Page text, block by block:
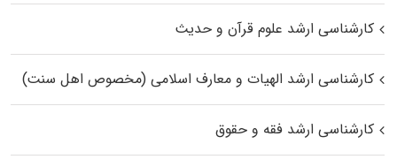
کارشناسی ارشد علوم قرآن و حدیث
کارشناسی ارشد الهیات و معارف اسلامی (مخصوص اهل سنت)
کارشناسی ارشد فقه و حقوق